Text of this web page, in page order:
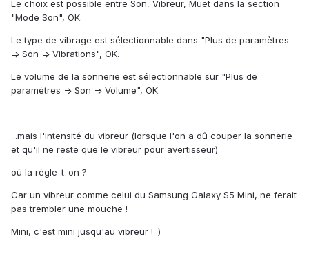
Le choix est possible entre Son, Vibreur, Muet dans la section
"Mode Son", OK.
Le type de vibrage est sélectionnable dans "Plus de paramètres
=> Son => Vibrations", OK.
Le volume de la sonnerie est sélectionnable sur "Plus de
paramètres => Son => Volume", OK.
...mais l'intensité du vibreur (lorsque l'on a dû couper la sonnerie
et qu'il ne reste que le vibreur pour avertisseur)
où la règle-t-on ?
Car un vibreur comme celui du Samsung Galaxy S5 Mini, ne ferait
pas trembler une mouche !
Mini, c'est mini jusqu'au vibreur ! :)